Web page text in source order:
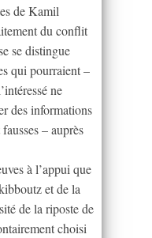
de Kamil
du conflit
se distingue
qui pourraient –
ne
des informations
– auprès
à l’appui que
et de la
de la riposte de
choisi